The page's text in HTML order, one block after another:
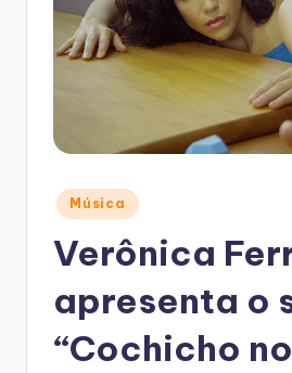
Posted
in
Música
Verônica
apresenta o
“Cochicho no